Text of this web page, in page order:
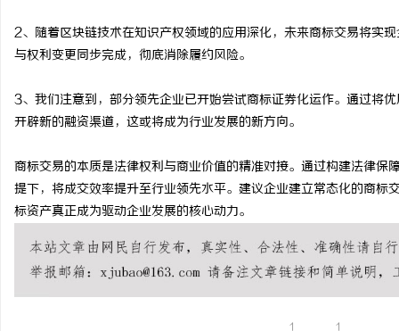
2、随着区块链技术在知识产权领域的应用深化，未来商标交易将实
与权利变更同步完成，彻底消除履约风险。
3、我们注意到，部分领先企业已开始尝试商标证券化运作。通过将
开辟新的融资渠道，这或将成为行业发展的新方向。
商标交易的本质是法律权利与商业价值的精准对接。通过构建法律
提下，将成交效率提升至行业领先水平。建议企业建立常态化的商
标资产真正成为驱动企业发展的核心动力。
1 1